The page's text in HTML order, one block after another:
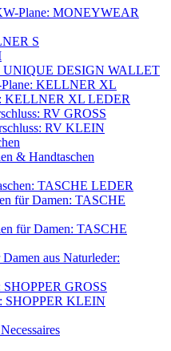
Plane: MONEYWEAR
S
UNIQUE DESIGN WALLET
Plane: KELLNER XL
KELLNER XL LEDER
RV GROSS
RV KLEIN
& Handtaschen
TASCHE LEDER
für Damen: TASCHE
für Damen: TASCHE
aus Naturleder:
SHOPPER GROSS
SHOPPER KLEIN